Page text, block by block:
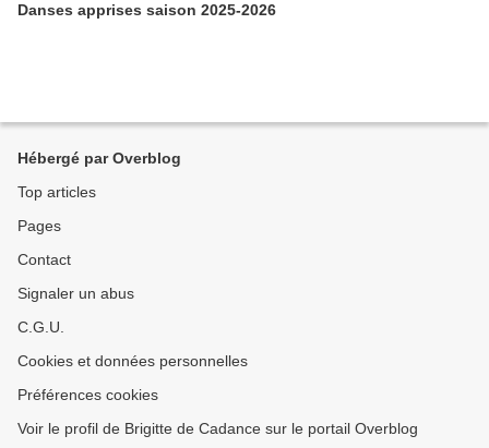
Danses apprises saison 2025-2026
Hébergé par Overblog
Top articles
Pages
Contact
Signaler un abus
C.G.U.
Cookies et données personnelles
Préférences cookies
Voir le profil de Brigitte de Cadance sur le portail Overblog